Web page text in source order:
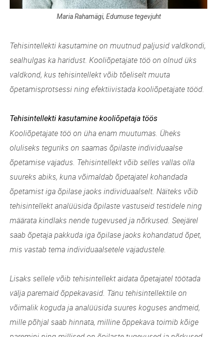
Maria Rahamägi, Edumuse tegevjuht
Tehisintellekti kasutamine on muutnud paljusid valdkondi,
sealhulgas ka haridust. Kooliõpetajate töö on olnud üks
valdkond, kus tehisintellekt võib tõeliselt muuta
õpetamisprotsessi ning efektiivistada kooliõpetajate tööd.
Tehisintellekti kasutamine kooliõpetaja töös
Kooliõpetajate töö on üha enam muutumas. Üheks
oluliseks teguriks on saamas õpilaste individuaalse
õpetamise vajadus. Tehisintellekt võib selles vallas olla
suureks abiks, kuna võimaldab õpetajatel kohandada
õpetamist iga õpilase jaoks individuaalselt. Näiteks võib
tehisintellekt analüüsida õpilaste vastuseid testidele ning
määrata kindlaks nende tugevused ja nõrkused. Seejärel
saab õpetaja pakkuda iga õpilase jaoks kohandatud õpet,
mis vastab tema individuaalsetele vajadustele.
Lisaks sellele võib tehisintellekt aidata õpetajatel töötada
välja paremaid õppekavasid. Tänu tehisintellektile on
võimalik koguda ja analüüsida suures koguses andmeid,
mille põhjal saab hinnata, milline õppekava toimib kõige